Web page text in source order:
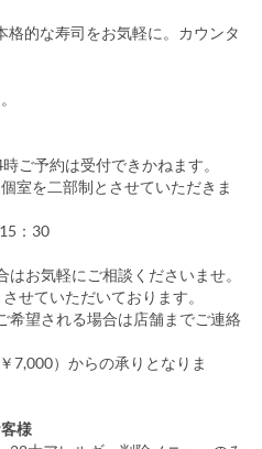
格的な寿司をお気軽に。カウンタ
ご予約は受付できかねます。
室を二部制とさせていただきま
：30
お気軽にご相談くださいませ。
せていただいております。
望される場合は店舗までご連絡
7,000）からの承りとなりま
様